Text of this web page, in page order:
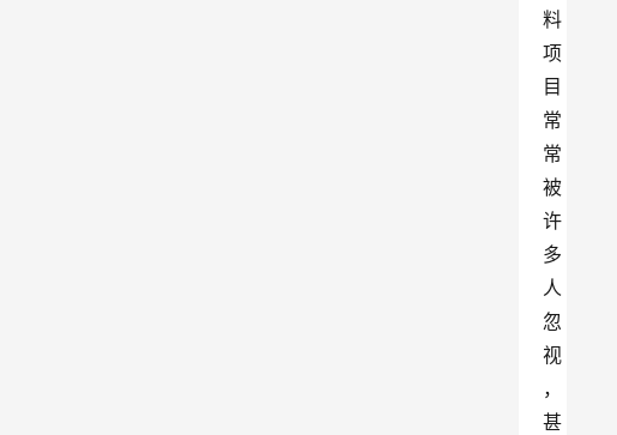
料
项
目
常
常
被
许
多
人
忽
视
，
甚